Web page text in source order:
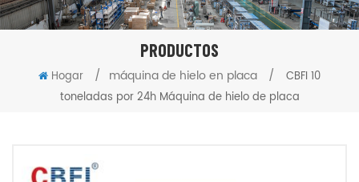
PRODUCTOS
Hogar / máquina de hielo en placa /
CBFI 10
toneladas por 24h Máquina de hielo de placa